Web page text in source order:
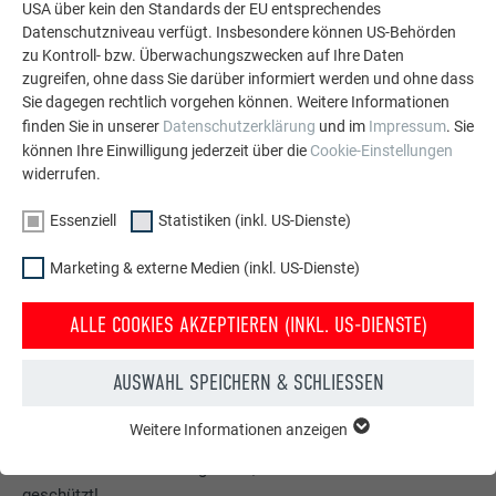
Kostenlos PREFA Prospekte bestellen
Hochwasserschutz – mit PREFA Produkten aus Aluminium
USA über kein den Standards der EU entsprechendes
Datenschutzniveau verfügt. Insbesondere können US-Behörden
zu Kontroll- bzw. Überwachungszwecken auf Ihre Daten
zugreifen, ohne dass Sie darüber informiert werden und ohne dass
Sie dagegen rechtlich vorgehen können. Weitere Informationen
finden Sie in unserer Datenschutzerklärung und im Impressum. Sie
können Ihre Einwilligung jederzeit über die Cookie-Einstellungen
widerrufen.
Essenziell Statistiken (inkl. US-Dienste)
Marketing & externe Medien (inkl. US-Dienste)
ALLE COOKIES AKZEPTIEREN (INKL. US-DIENSTE)
AUSWAHL SPEICHERN & SCHLIESSEN
Weitere Informationen anzeigen